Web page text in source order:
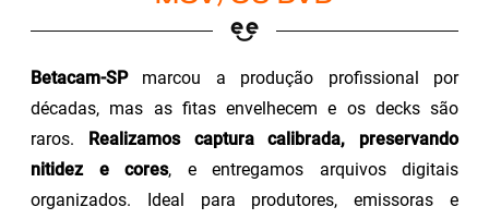
Betacam-SPmarcou a produção profissional por
décadas, mas as fitas envelhecem e os decks são
raros.
Realizamos captura calibrada, preservando
nitidez e cores, e entregamos arquivos digitais
organizados. Ideal para produtores, emissoras e